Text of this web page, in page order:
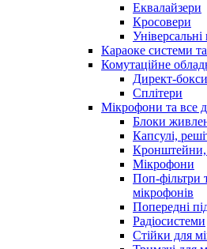
Еквалайзери
Кросовери
Караоке системи
Комутаційне
Директ-бокси
Сплітери
Мікрофони та все
Блоки
Капсулі,
Кронштейни,
Мікрофони
Поп-фільтри
мікрофонів
Попередні
Радіосистеми
Стійки для